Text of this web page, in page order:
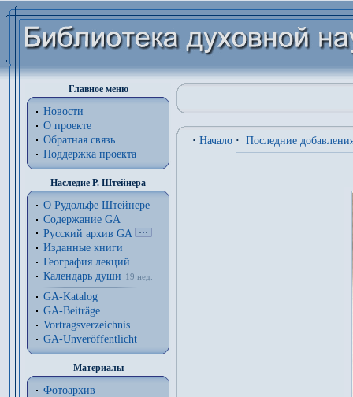
Главное меню
Новости
О проекте
Обратная связь
Поддержка проекта
Наследие Р. Штейнера
О Рудольфе Штейнере
Содержание GA
Русский архив GA
Изданные книги
География лекций
Календарь души
19 нед.
GA-Katalog
GA-Beiträge
Vortragsverzeichnis
GA-Unveröffentlicht
Материалы
Фотоархив
· Начало · Последние